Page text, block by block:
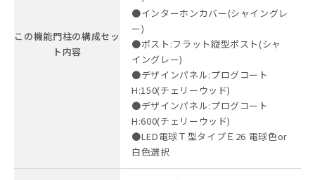
この機能門柱の構成セッ
ト内容
●インターホンカバー(シャイングレ
ー)
●ポスト:フラット縦型ポスト(シャ
イングレー)
●デザインパネル:プログコート
H:150(チェリーウッド)
●デザインパネル:プログコート
H:600(チェリーウッド)
●LED電球Ｔ型タイプＥ26 電球色or
白色選択